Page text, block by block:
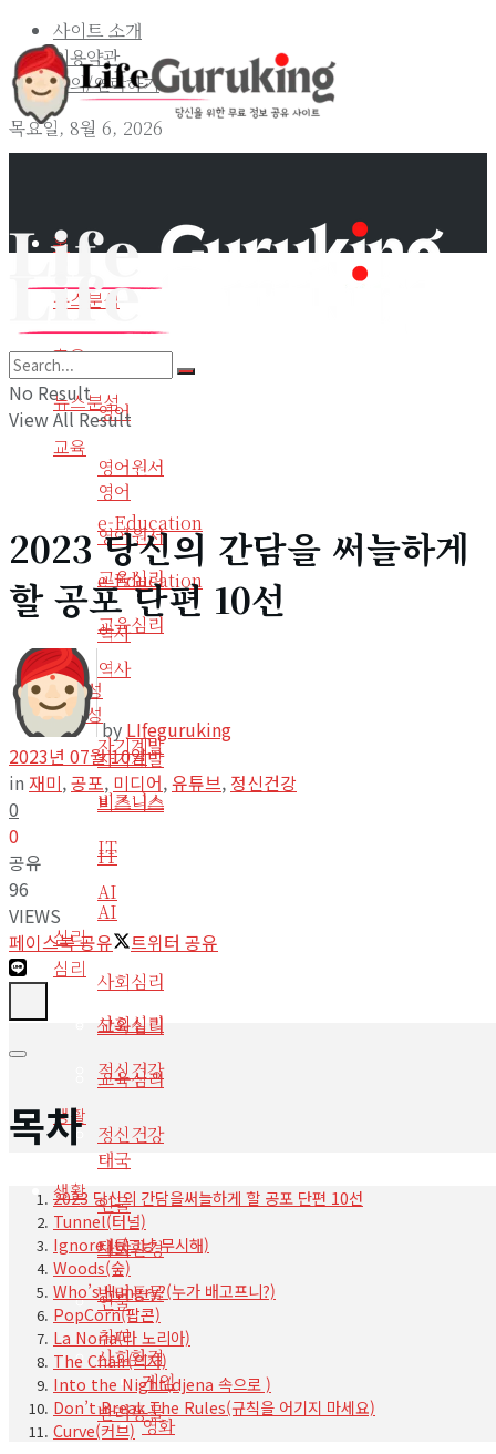
사이트 소개
이용약관
문의/연락하기
목요일, 8월 6, 2026
홈
뉴스분석
교육
영어
영어원서
e-Education
교육심리
역사
생산성
자기계발
비즈니스
IT
AI
심리
사회심리
교육심리
정신건강
생활
태국
인물
사회환경
반려동물
홈
뉴스분석
교육
영어
영어원서
e-Education
교육심리
역사
생산성
자기계발
비즈니스
IT
AI
심리
사회심리
교육심리
정신건강
생활
태국
인물
사회환경
반려동물
취미
게임
영화
No Result
View All Result
2023 당신의 간담을 써늘하게
할 공포 단편 10선
by LIfeguruking
2023년 07월 10일
in 재미,공포, 미디어,유튜브, 정신건강
0
0
공유
96
VIEWS
페이스북 공유
트위터 공유
목차
2023 당신의 간담을써늘하게 할 공포 단편 10선
Tunnel(터널)
Ignore It(그냥 무시해)
Woods(숲)
Who’s Hungry?(누가 배고프니?)
PopCorn(팝콘)
La Noria(라 노리아)
The Chair(의자)
Into the Night(djena 속으로 )
Don’t Break The Rules(규칙을 어기지 마세요)
Curve(커브)